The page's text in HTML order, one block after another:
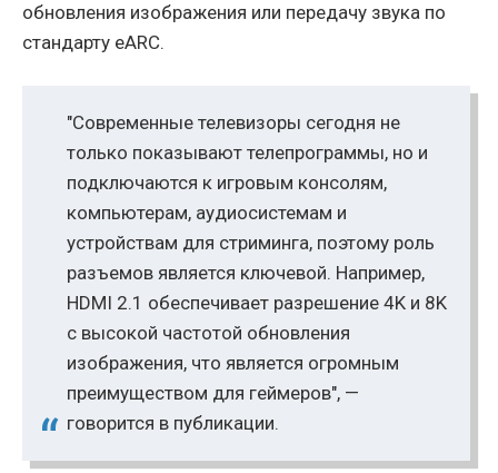
обновления изображения или передачу звука по
стандарту eARC.
"Современные телевизоры сегодня не
только показывают телепрограммы, но и
подключаются к игровым консолям,
компьютерам, аудиосистемам и
устройствам для стриминга, поэтому роль
разъемов является ключевой. Например,
HDMI 2.1 обеспечивает разрешение 4K и 8K
с высокой частотой обновления
изображения, что является огромным
преимуществом для геймеров", —
говорится в публикации.